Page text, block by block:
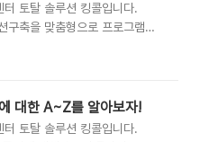
터 토탈 솔루션 킹콜입니다.
구축을 맞춤형으로 프로그램
해 구체적으로 알아보는
한 솔루션을 선택하면 무조건 잘
입니다. 실제로는 기능이 아무리
대한 A~Z를 알아보자!
터 토탈 솔루션 킹콜입니다.